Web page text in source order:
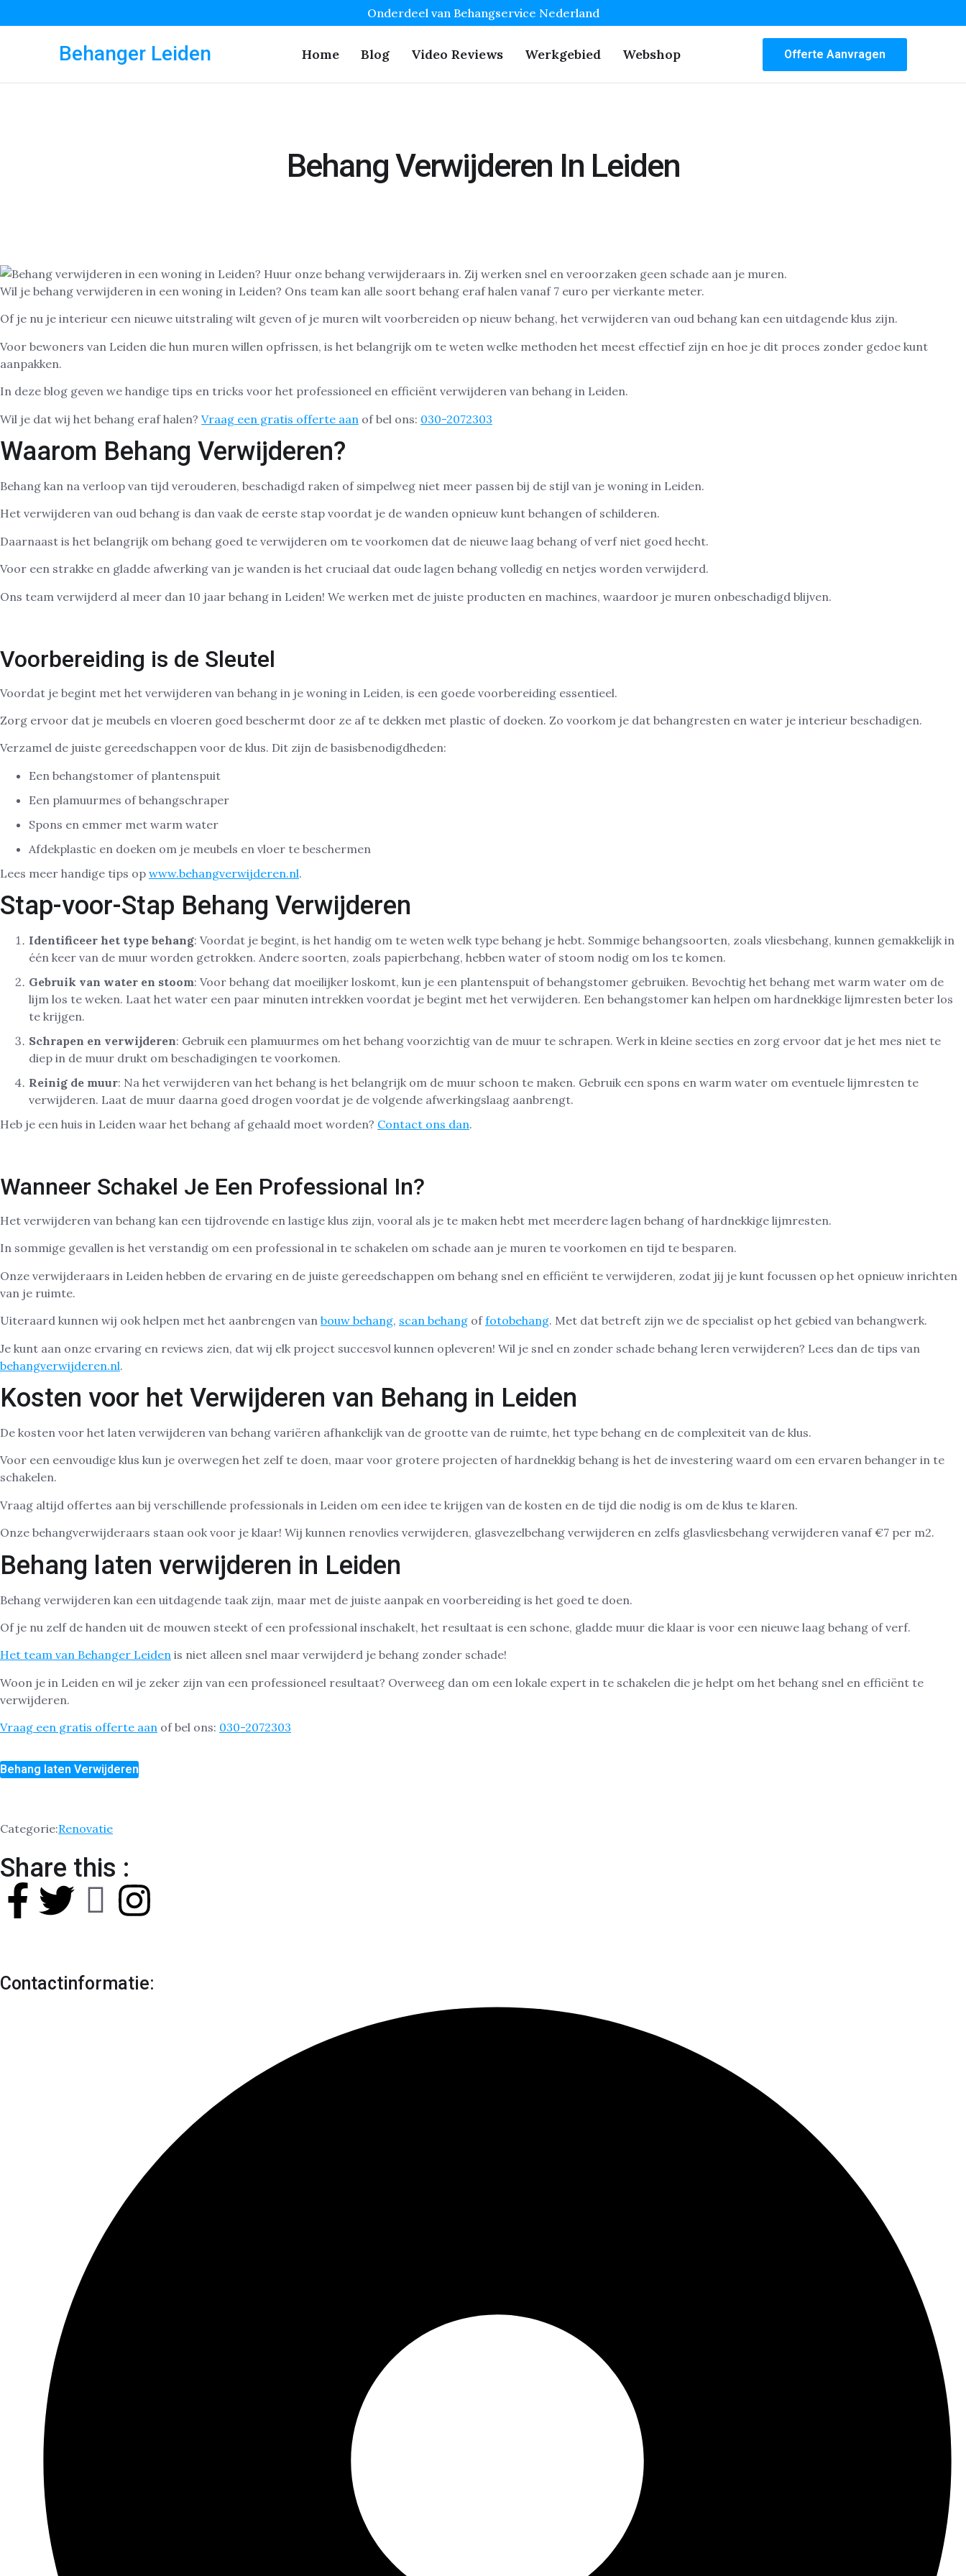
Onderdeel van Behangservice Nederland
Behanger Leiden Home Blog Video Reviews Werkgebied Webshop Offerte Aanvragen
Behang Verwijderen In Leiden
Wil je behang verwijderen in een woning in Leiden? Ons team kan alle soort behang eraf halen vanaf 7 euro per vierkante meter.
Of je nu je interieur een nieuwe uitstraling wilt geven of je muren wilt voorbereiden op nieuw behang, het verwijderen van oud behang kan een uitdagende klus zijn.
Voor bewoners van Leiden die hun muren willen opfrissen, is het belangrijk om te weten welke methoden het meest effectief zijn en hoe je dit proces zonder gedoe kunt
aanpakken.
In deze blog geven we handige tips en tricks voor het professioneel en efficiënt verwijderen van behang in Leiden.
Wil je dat wij het behang eraf halen? Vraag een gratis offerte aan of bel ons: 030-2072303
Waarom Behang Verwijderen?
Behang kan na verloop van tijd verouderen, beschadigd raken of simpelweg niet meer passen bij de stijl van je woning in Leiden.
Het verwijderen van oud behang is dan vaak de eerste stap voordat je de wanden opnieuw kunt behangen of schilderen.
Daarnaast is het belangrijk om behang goed te verwijderen om te voorkomen dat de nieuwe laag behang of verf niet goed hecht.
Voor een strakke en gladde afwerking van je wanden is het cruciaal dat oude lagen behang volledig en netjes worden verwijderd.
Ons team verwijderd al meer dan 10 jaar behang in Leiden! We werken met de juiste producten en machines, waardoor je muren onbeschadigd blijven.
Voorbereiding is de Sleutel
Voordat je begint met het verwijderen van behang in je woning in Leiden, is een goede voorbereiding essentieel.
Zorg ervoor dat je meubels en vloeren goed beschermt door ze af te dekken met plastic of doeken. Zo voorkom je dat behangresten en water je interieur beschadigen.
Verzamel de juiste gereedschappen voor de klus. Dit zijn de basisbenodigdheden:
Een behangstomer of plantenspuit
Een plamuurmes of behangschraper
Spons en emmer met warm water
Afdekplastic en doeken om je meubels en vloer te beschermen
Lees meer handige tips op www.behangverwijderen.nl.
Stap-voor-Stap Behang Verwijderen
Identificeer het type behang: Voordat je begint, is het handig om te weten welk type behang je hebt. Sommige behangsoorten, zoals vliesbehang, kunnen gemakkelijk in
één keer van de muur worden getrokken. Andere soorten, zoals papierbehang, hebben water of stoom nodig om los te komen.
Gebruik van water en stoom: Voor behang dat moeilijker loskomt, kun je een plantenspuit of behangstomer gebruiken. Bevochtig het behang met warm water om de
lijm los te weken. Laat het water een paar minuten intrekken voordat je begint met het verwijderen. Een behangstomer kan helpen om hardnekkige lijmresten beter los
te krijgen.
Schrapen en verwijderen: Gebruik een plamuurmes om het behang voorzichtig van de muur te schrapen. Werk in kleine secties en zorg ervoor dat je het mes niet te
diep in de muur drukt om beschadigingen te voorkomen.
Reinig de muur: Na het verwijderen van het behang is het belangrijk om de muur schoon te maken. Gebruik een spons en warm water om eventuele lijmresten te
verwijderen. Laat de muur daarna goed drogen voordat je de volgende afwerkingslaag aanbrengt.
Heb je een huis in Leiden waar het behang af gehaald moet worden? Contact ons dan.
Wanneer Schakel Je Een Professional In?
Het verwijderen van behang kan een tijdrovende en lastige klus zijn, vooral als je te maken hebt met meerdere lagen behang of hardnekkige lijmresten.
In sommige gevallen is het verstandig om een professional in te schakelen om schade aan je muren te voorkomen en tijd te besparen.
Onze verwijderaars in Leiden hebben de ervaring en de juiste gereedschappen om behang snel en efficiënt te verwijderen, zodat jij je kunt focussen op het opnieuw inrichten
van je ruimte.
Uiteraard kunnen wij ook helpen met het aanbrengen van bouw behang, scan behang offotobehang. Met dat betreft zijn we de specialist op het gebied van behangwerk.
Je kunt aan onze ervaring en reviews zien, dat wij elk project succesvol kunnen opleveren! Wil je snel en zonder schade behang leren verwijderen? Lees dan de tips van
behangverwijderen.nl.
Kosten voor het Verwijderen van Behang in Leiden
De kosten voor het laten verwijderen van behang variëren afhankelijk van de grootte van de ruimte, het type behang en de complexiteit van de klus.
Voor een eenvoudige klus kun je overwegen het zelf te doen, maar voor grotere projecten of hardnekkig behang is het de investering waard om een ervaren behanger in te
schakelen.
Vraag altijd offertes aan bij verschillende professionals in Leiden om een idee te krijgen van de kosten en de tijd die nodig is om de klus te klaren.
Onze behangverwijderaars staan ook voor je klaar! Wij kunnen renovlies verwijderen, glasvezelbehang verwijderen en zelfs glasvliesbehang verwijderen vanaf €7 per m2.
Behang laten verwijderen in Leiden
Behang verwijderen kan een uitdagende taak zijn, maar met de juiste aanpak en voorbereiding is het goed te doen.
Of je nu zelf de handen uit de mouwen steekt of een professional inschakelt, het resultaat is een schone, gladde muur die klaar is voor een nieuwe laag behang of verf.
Het team van Behanger Leiden is niet alleen snel maar verwijderd je behang zonder schade!
Woon je in Leiden en wil je zeker zijn van een professioneel resultaat? Overweeg dan om een lokale expert in te schakelen die je helpt om het behang snel en efficiënt te
verwijderen.
Vraag een gratis offerte aan of bel ons: 030-2072303
Behang laten Verwijderen
Categorie:Renovatie
Share this :
Contactinformatie: